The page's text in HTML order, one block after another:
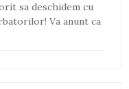
sa deschidem cu
Va anunt ca